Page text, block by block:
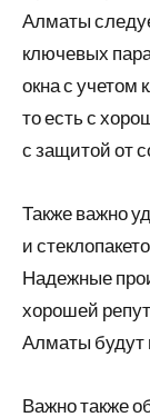
Алматы
ключевых
окна с учетом
то есть с
с защитой от
Также важно
и
Надежные
хорошей
Алматы будут
Важно также